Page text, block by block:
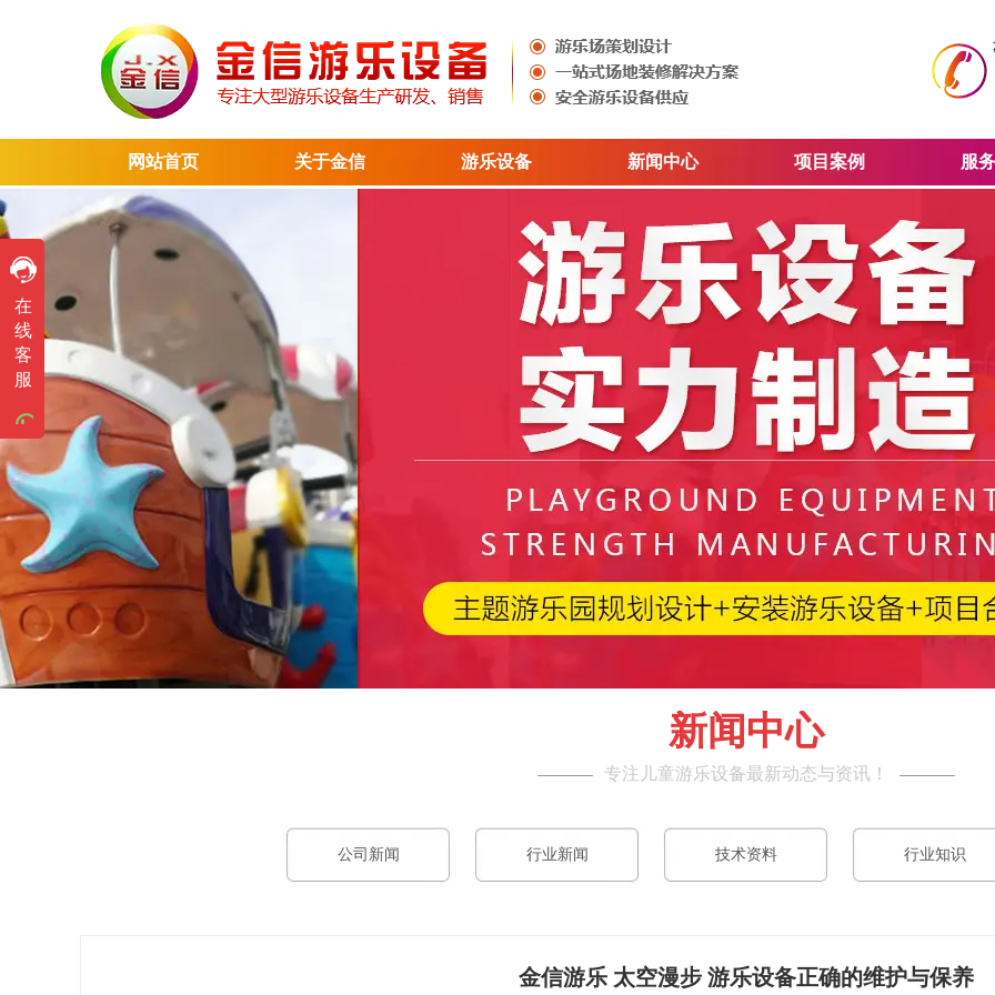
在
线
客
服
售前咨询
售前咨询
工作时间
周一至周六
8:30-17:30
网站首页 关于金信 游乐设备 新闻中心 项目案例 服
新闻中心
专注儿童游乐设备最新动态与资讯！
公司新闻 行业新闻 技术资料 行业知识
金信游乐 太空漫步 游乐设备正确的维护与保养